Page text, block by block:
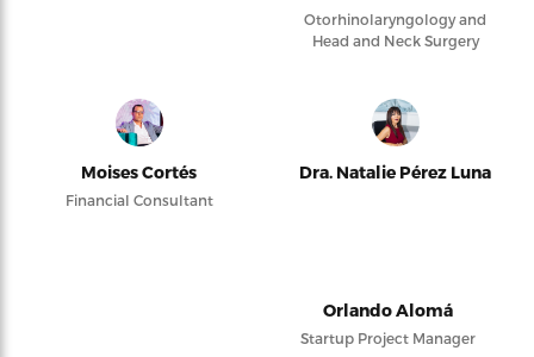
Otorhinolaryngology and
Head and Neck Surgery
Moises Cortés
Financial Consultant
Dra. Natalie Pérez Luna
Orlando Alomá
Startup Project Manager